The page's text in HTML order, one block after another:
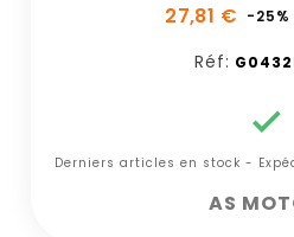
27,81 € -25%
Réf:

Derniers articles en stock -
AS